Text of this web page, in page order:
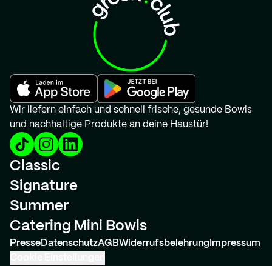
Wir liefern einfach und schnell frische, gesunde Bowls
und nachhaltige Produkte an deine Haustür!
Classic
Signature
Summer
Catering Mini Bowls
Presse DatenschutzAGBWiderrufsbelehrung Impressum